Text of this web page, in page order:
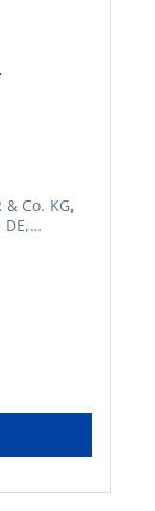
Co. KG,